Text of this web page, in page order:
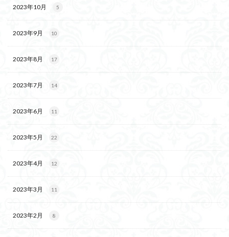
2023年10月 5
2023年9月 10
2023年8月 17
2023年7月 14
2023年6月 11
2023年5月 22
2023年4月 12
2023年3月 11
2023年2月 8